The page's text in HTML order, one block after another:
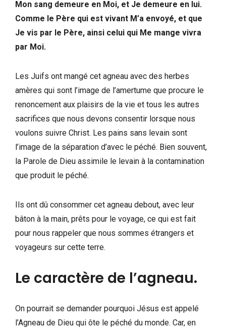
Mon sang demeure en Moi, et Je demeure en lui.
Comme le Père qui est vivant M’a envoyé, et que
Je vis par le Père, ainsi celui qui Me mange vivra
par Moi.
Les Juifs ont mangé cet agneau avec des herbes
amères qui sont l’image de l’amertume que procure le
renoncement aux plaisirs de la vie et tous les autres
sacrifices que nous devons consentir lorsque nous
voulons suivre Christ. Les pains sans levain sont
l’image de la séparation d’avec le péché. Bien souvent,
la Parole de Dieu assimile le levain à la contamination
que produit le péché.
Ils ont dû consommer cet agneau debout, avec leur
bâton à la main, prêts pour le voyage, ce qui est fait
pour nous rappeler que nous sommes étrangers et
voyageurs sur cette terre.
Le caractère de l’agneau.
On pourrait se demander pourquoi Jésus est appelé
l’Agneau de Dieu qui ôte le péché du monde. Car, en